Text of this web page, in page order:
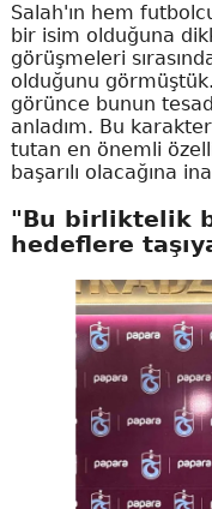
Salah'ın hem
bir isim olduğuna
görüşmeleri
olduğunu
görünce bunun
anladım. Bu
tutan en önemli
başarılı olacağına
"Bu birliktelik
hedeflere